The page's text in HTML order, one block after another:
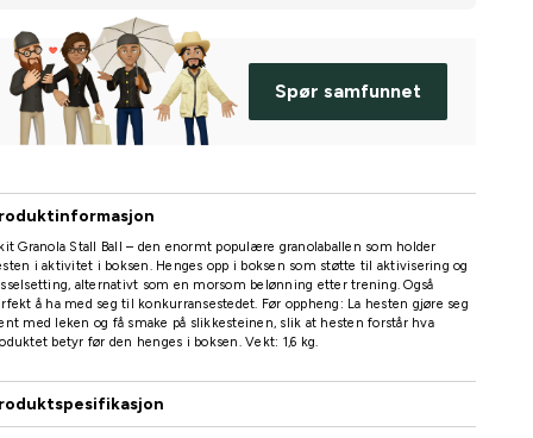
Spør samfunnet
Granola Stall Ball – den enormt populære granolaballen som holder
i aktivitet i boksen. Henges opp i boksen som støtte til aktivisering og
alternativt som en morsom belønning etter trening. Også
å ha med seg til konkurransestedet. Før oppheng: La hesten gjøre seg
med leken og få smake på slikkesteinen, slik at hesten forstår hva
betyr før den henges i boksen. Vekt: 1,6 kg.